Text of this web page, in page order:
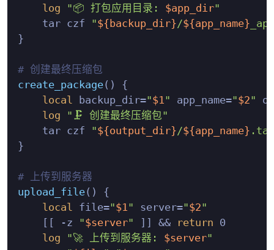
log
"📦 打包应用目录: $app_dir"
    tar czf
"${backup_dir}/${app_name}
}
# 创建最终压缩包
create_package() {
local backup_dir="$1" app_name="$2"
log
"🗜️ 创建最终压缩包"
    tar czf
"${output_dir}/${app_name}
}
# 上传到服务器
upload_file() {
local file="$1" server="$2"
    [[ -z
"$server" ]] && return 0
log
"🚀 上传到服务器: $server"